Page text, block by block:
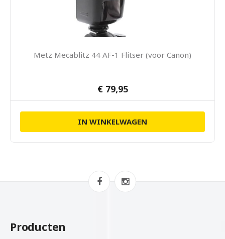
Metz Mecablitz 44 AF-1 Flitser (voor Canon)
€ 79,95
IN WINKELWAGEN
Producten